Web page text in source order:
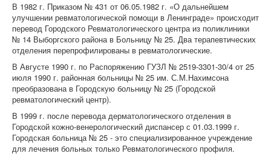
В 1982 г. Приказом № 431 от 06.05.1982 г. «О дальнейшем
улучшении ревматологической помощи в Ленинграде» происходит
перевод Городского Ревматологического центра из поликлиники
№ 14 Выборгского района в Больницу № 25. Два терапевтических
отделения перепрофилированы в ревматологические.
В Августе 1990 г. по Распоряжению ГУЗЛ № 2519-3301-30/4 от 25
июля 1990 г. районная больницы № 25 им. С.М.Нахимсона
преобразована в Городскую больницу № 25 (Городской
ревматологический центр).
В 1999 г. после перевода дерматологического отделения в
Городской кожно-венерологический диспансер с 01.03.1999 г.
Городская больница № 25 - это специализированное учреждение
для лечения больных только Ревматологического профиля.